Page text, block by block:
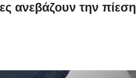
ανεβάζουν την πίεση